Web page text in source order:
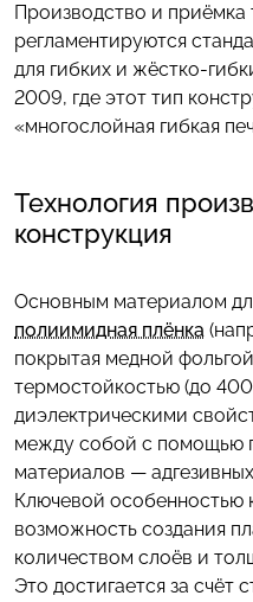
Производство и приёмка
регламентируются
для гибких и жёстко-
2009, где этот тип
«многослойная гибкая
Технология
конструкция
Основным материалом
полиимидная плёнка
покрытая медной
термостойкостью (до
диэлектрическими
между собой с помощью
материалов —
Ключевой особенностью
возможность создания
количеством слоёв и
Это достигается за счёт